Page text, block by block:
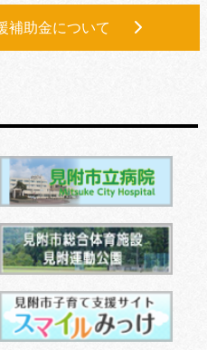
補助金について